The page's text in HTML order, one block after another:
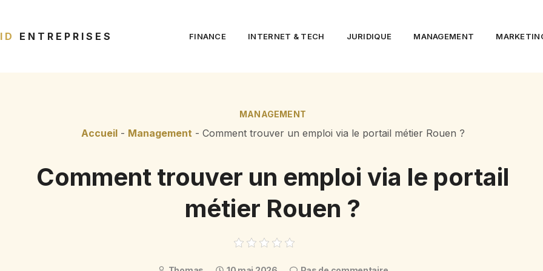
ID ENTREPRISES FINANCE INTERNET & TECH JURIDIQUE MANAGEMENT
MANAGEMENT
Accueil- Management- Comment trouver un emploi via le portail métier Rouen ?
Comment trouver un emploi via le portail
métier Rouen ?